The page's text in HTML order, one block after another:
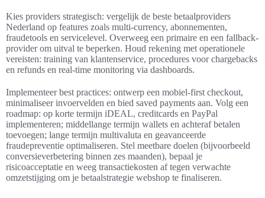
Kies providers strategisch: vergelijk de beste betaalproviders
Nederland op features zoals multi-currency, abonnementen,
fraudetools en servicelevel. Overweeg een primaire en een fallback-
provider om uitval te beperken. Houd rekening met operationele
vereisten: training van klantenservice, procedures voor chargebacks
en refunds en real-time monitoring via dashboards.
Implementeer best practices: ontwerp een mobiel-first checkout,
minimaliseer invoervelden en bied saved payments aan. Volg een
roadmap: op korte termijn iDEAL, creditcards en PayPal
implementeren; middellange termijn wallets en achteraf betalen
toevoegen; lange termijn multivaluta en geavanceerde
fraudepreventie optimaliseren. Stel meetbare doelen (bijvoorbeeld
conversieverbetering binnen zes maanden), bepaal je
risicoacceptatie en weeg transactiekosten af tegen verwachte
omzetstijging om je betaalstrategie webshop te finaliseren.